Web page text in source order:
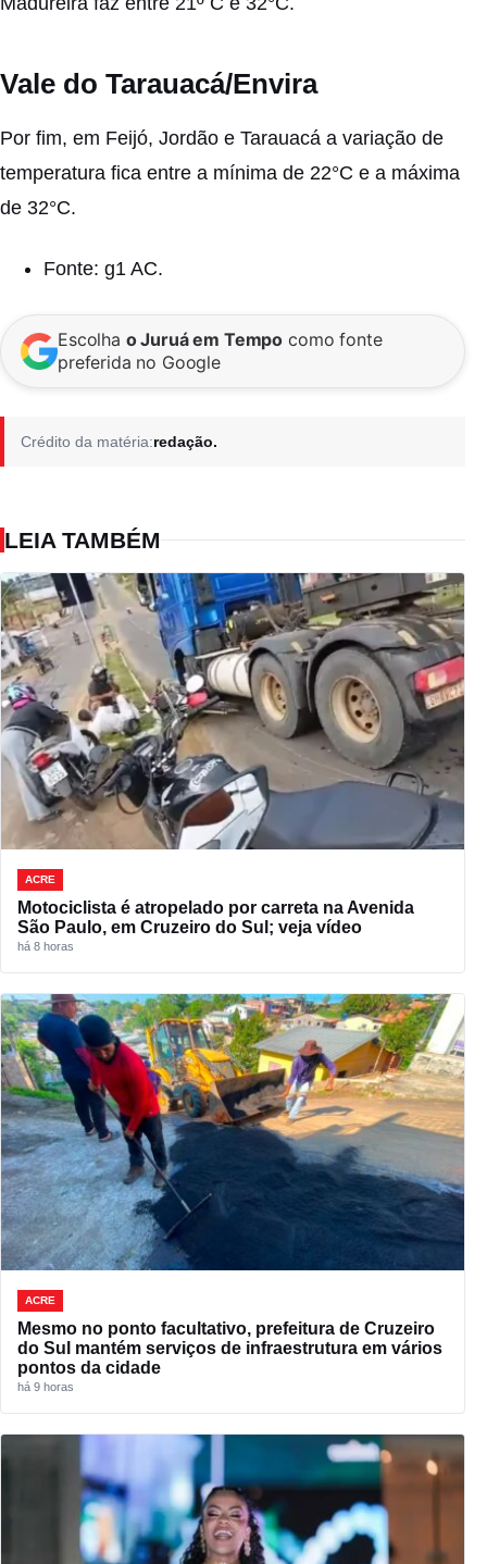
Vale do Tarauacá/Envira
Por fim, em Feijó, Jordão e Tarauacá a variação de
temperatura fica entre a mínima de 22°C e a máxima
de 32°C.
Fonte: g1 AC.
Escolha o Juruá em Tempo como fonte
preferida no Google
Crédito da matéria:redação.
LEIA TAMBÉM
ACRE
Motociclista é atropelado por carreta na Avenida
São Paulo, em Cruzeiro do Sul; veja vídeo
há 8 horas
ACRE
Mesmo no ponto facultativo, prefeitura de Cruzeiro
do Sul mantém serviços de infraestrutura em vários
pontos da cidade
há 9 horas